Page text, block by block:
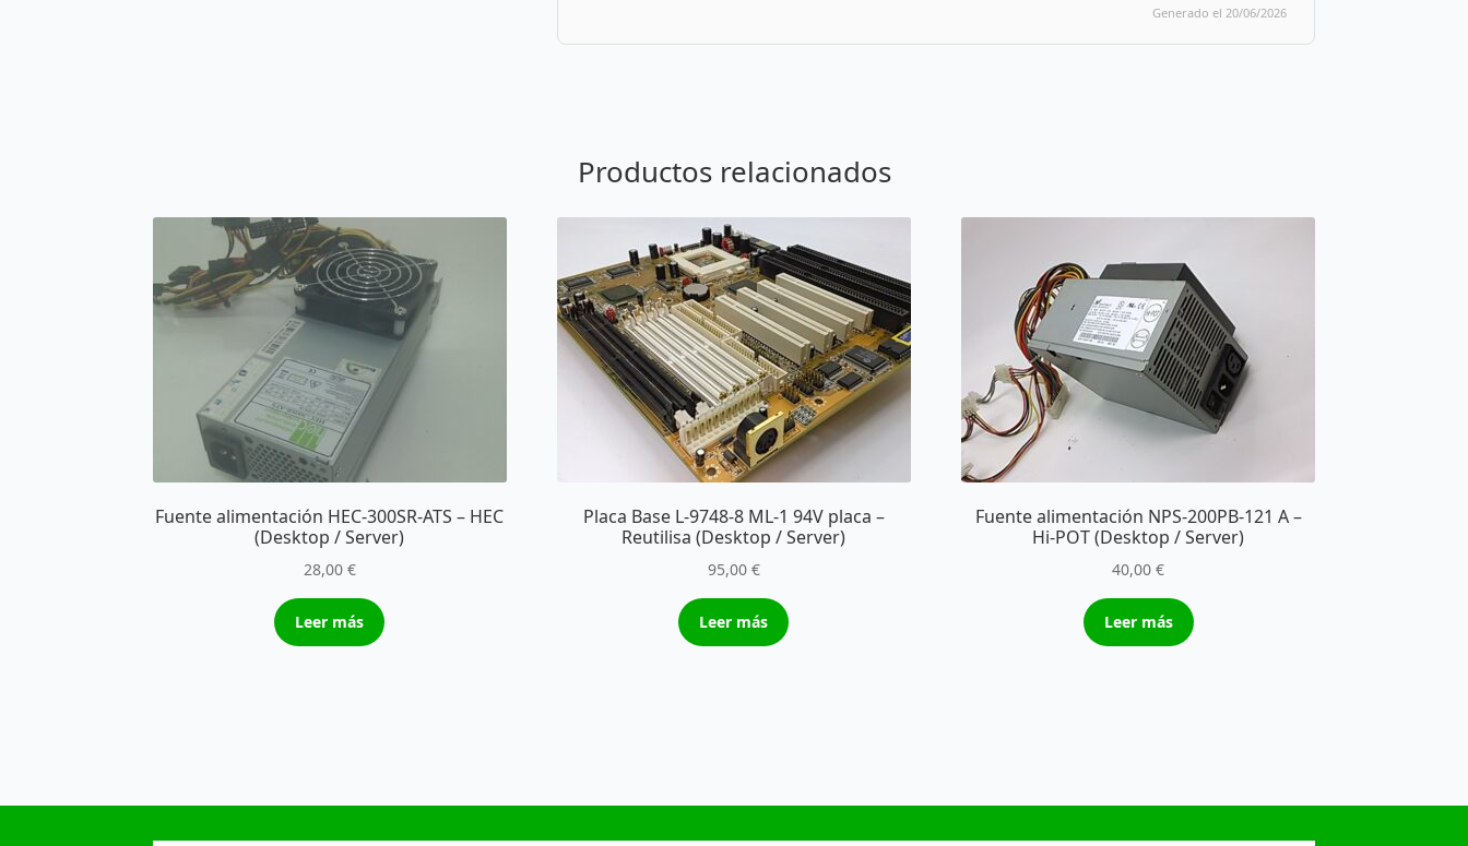
Generado el 20/06/2026
Productos relacionados
Fuente alimentación HEC-300SR-ATS – HEC
(Desktop / Server)
28,00 €
Leer más
Placa Base L-9748-8 ML-1 94V placa –
Reutilisa (Desktop / Server)
95,00 €
Leer más
Fuente alimentación NPS-200PB-121 A –
Hi-POT (Desktop / Server)
40,00€
Leer más